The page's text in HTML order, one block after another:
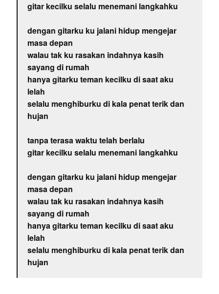
gitar kecilku selalu menemani langkahku
dengan gitarku ku jalani hidup mengejar
masa depan
walau tak ku rasakan indahnya kasih
sayang di rumah
hanya gitarku teman kecilku di saat aku
lelah
selalu menghiburku di kala penat terik dan
hujan
tanpa terasa waktu telah berlalu
gitar kecilku selalu menemani langkahku
dengan gitarku ku jalani hidup mengejar
masa depan
walau tak ku rasakan indahnya kasih
sayang di rumah
hanya gitarku teman kecilku di saat aku
lelah
selalu menghiburku di kala penat terik dan
hujan